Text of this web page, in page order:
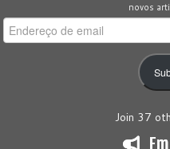
novos
Endereço
de
Join 37